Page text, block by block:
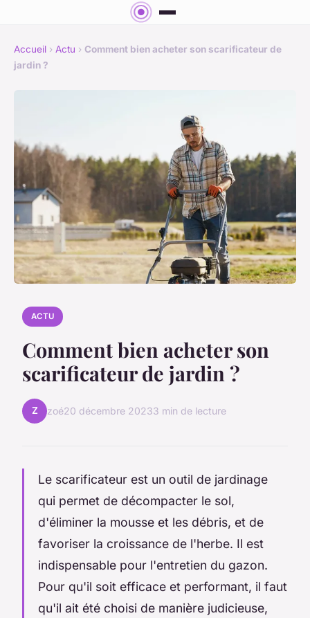
Accueil › Actu › Comment bien acheter son scarificateur de
jardin ?
ACTU
Comment bien acheter son
scarificateur de jardin ?
Z zoé20 décembre 20233 min de lecture
Le scarificateur est un outil de jardinage
qui permet de décompacter le sol,
d'éliminer la mousse et les débris, et de
favoriser la croissance de l'herbe. Il est
indispensable pour l'entretien du gazon.
Pour qu'il soit efficace et performant, il faut
qu'il ait été choisi de manière judicieuse,